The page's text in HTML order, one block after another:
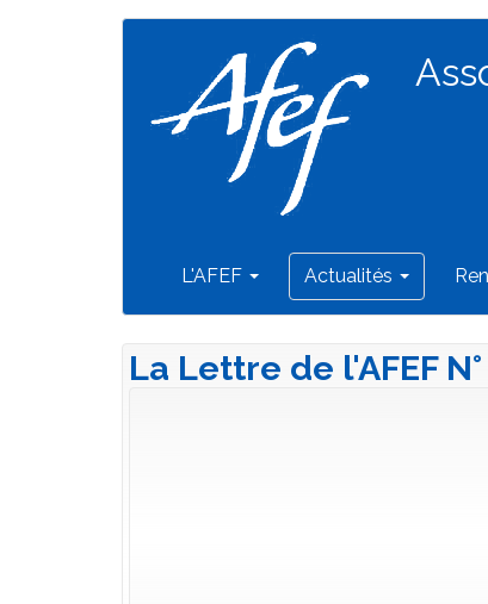
Navigation
principale
L'AFEF Actualités
La Lettre de l'AFEF